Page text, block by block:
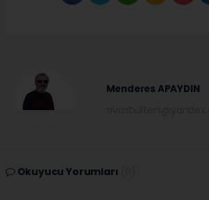
Menderes APAYDIN
Okuyucu Yorumları